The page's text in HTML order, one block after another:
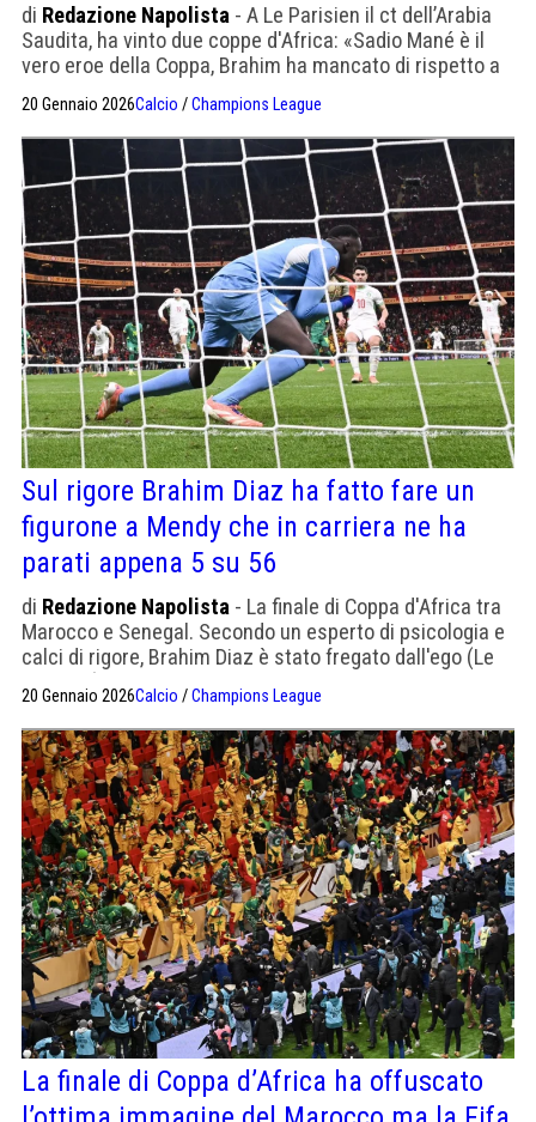
di Redazione Napolista - A Le Parisien il ct dell’Arabia
Saudita, ha vinto due coppe d'Africa: «Sadio Mané è il
vero eroe della Coppa, Brahim ha mancato di rispetto a
20 Gennaio 2026Calcio /Champions League
Sul rigore Brahim Diaz ha fatto fare un
figurone a Mendy che in carriera ne ha
parati appena 5 su 56
di Redazione Napolista - La finale di Coppa d'Africa tra
Marocco e Senegal. Secondo un esperto di psicologia e
calci di rigore, Brahim Diaz è stato fregato dall'ego (Le
Parisien)
20 Gennaio 2026Calcio /Champions League
La finale di Coppa d’Africa ha offuscato